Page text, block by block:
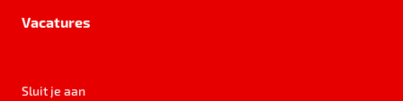
Vacatures
Sluit je aan